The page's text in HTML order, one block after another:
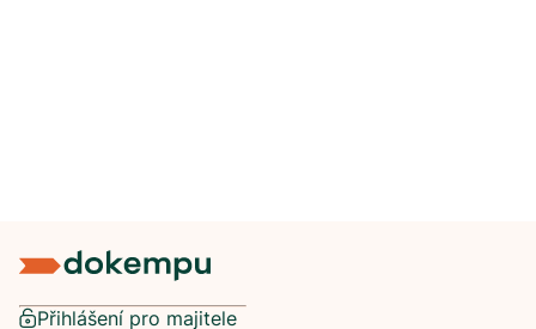
Přihlášení pro majitele